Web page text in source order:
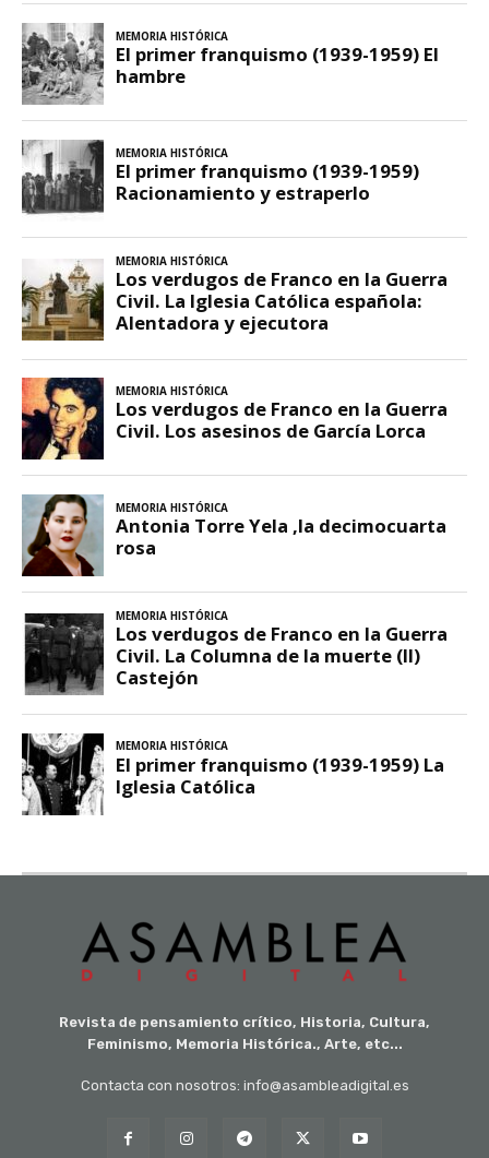
Revista de pensamiento crítico, Historia, Cultura,
Feminismo, Memoria Histórica., Arte, etc...
Contacta con nosotros: info@asambleadigital.es